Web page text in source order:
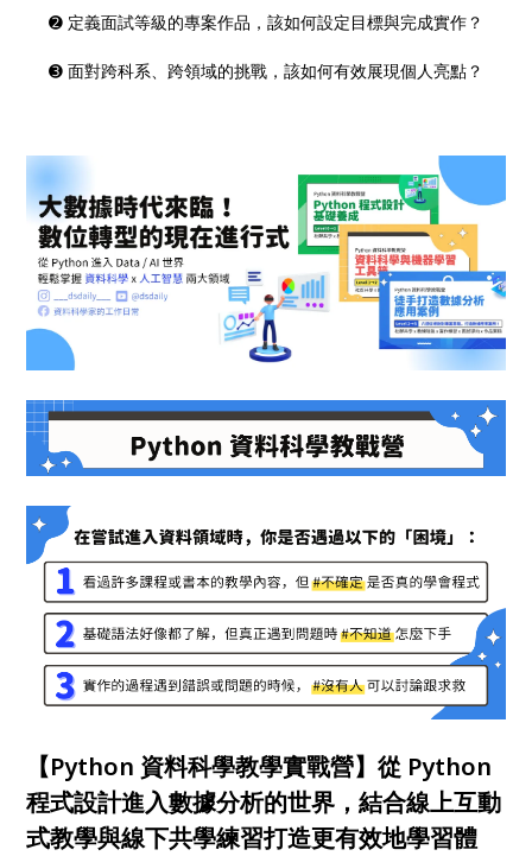
➋ 定義面試等級的專案作品，該如何設定目標與完成實作？
➌ 面對跨科系、跨領域的挑戰，該如何有效展現個人亮點？
【Python 資料科學教學實戰營】從 Python
程式設計進入數據分析的世界，結合線上互動
式教學與線下共學練習打造更有效地學習體